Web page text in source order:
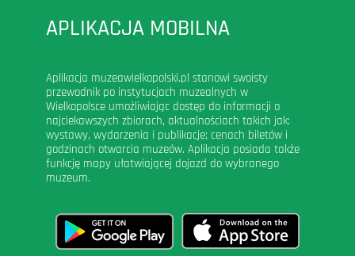
APLIKACJA MOBILNA
Aplikacja muzeawielkopolski.pl stanowi swoisty
przewodnik po instytucjach muzealnych w
Wielkopolsce umożliwiając dostęp do informacji o
najciekawszych zbiorach, aktualnościach takich jak:
wystawy, wydarzenia i publikacje; cenach biletów i
godzinach otwarcia muzeów. Aplikacja posiada także
funkcję mapy ułatwiającej dojazd do wybranego
muzeum.